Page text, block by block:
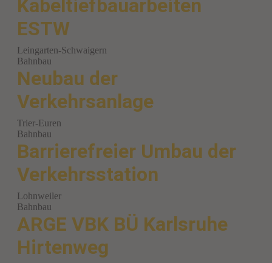
Kabeltiefbauarbeiten
ESTW
Leingarten-Schwaigern
Bahnbau
Neubau der
Verkehrsanlage
Trier-Euren
Bahnbau
Barrierefreier Umbau der
Verkehrsstation
Lohnweiler
Bahnbau
ARGE VBK BÜ Karlsruhe
Hirtenweg